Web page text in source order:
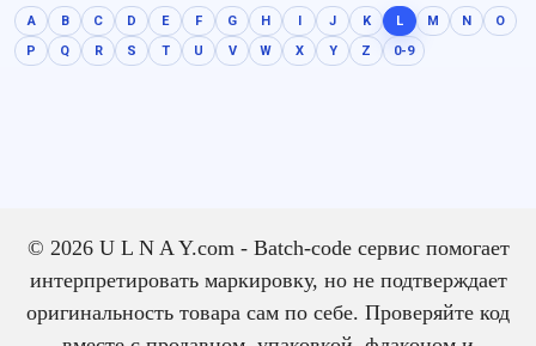
A B C D E F G H I J K L M N
O
P
Q R S T U V W X Y Z 0-9
© 2026 U L N A Y.com - Batch-code сервис помогает
интерпретировать маркировку, но не подтверждает
оригинальность товара сам по себе. Проверяйте код